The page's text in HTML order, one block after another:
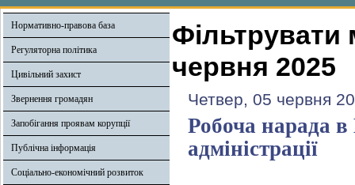
Нормативно-правова база
Регуляторна політика
Цивільний захист
Звернення громадян
Запобігання проявам корупції
Публічна інформація
Соціально-економічний розвиток
Фільтрувати
червня 2025
Четвер, 05 червня
Робоча нарада в
адміністрації